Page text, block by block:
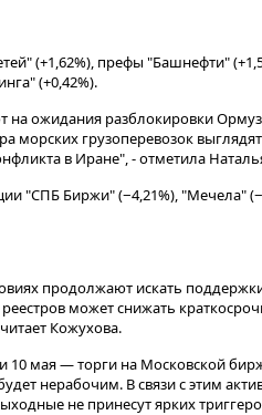
(+1,62%), префы "Башнефти"
(+0,42%).
ожидания разблокировки
морских грузоперевозок
в Иране", - отметила
"СПБ Биржи" (−4,21%), "Мечела"
продолжают искать
может снижать
Кожухова.
мая — торги на Московской
нерабочим. В связи с этим
не принесут ярких